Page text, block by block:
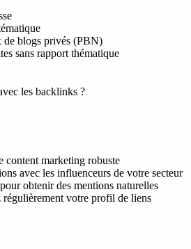
de blogs privés (PBN)
sans rapport thématique
les backlinks ?
content marketing robuste
avec les influenceurs de votre secteur
obtenir des mentions naturelles
régulièrement votre profil de liens